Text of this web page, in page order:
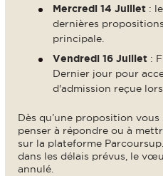
Mercredi 14 Juillet :
dernières
principale.
Vendredi 16 Juillet :
Dernier jour pour
d'admission reçue
Dès qu’une proposition
penser à répondre ou à
sur la plateforme
dans les délais prévus, le
annulé.